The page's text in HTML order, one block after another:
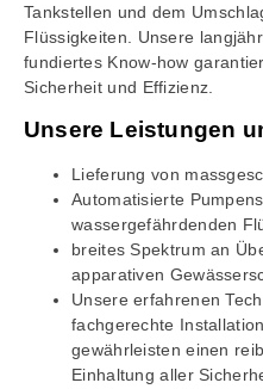
Tankstellen und dem
Flüssigkeiten. Unsere
fundiertes Know-how
Sicherheit und Effizienz.
Unsere Leistungen
Lieferung von
Automatisierte
wassergefährdenden
breites Spektrum an
apparativen
Unsere erfahrenen
fachgerechte
gewährleisten einen
Einhaltung aller